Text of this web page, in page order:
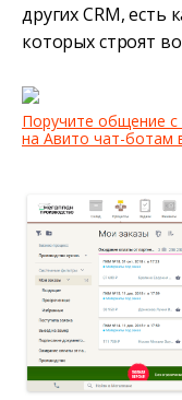
других CRM,
которых строят
Поручите общение с
на Авито чат-ботам